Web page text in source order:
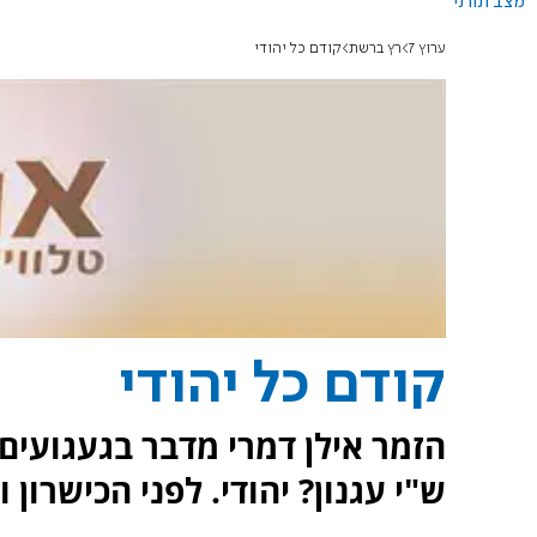
ערוץ 7 רץ ברשת קודם כל יהודי
קודם כל יהודי
הזמר אילן דמרי מדבר
ש"י עגנון? יהודי. לפני